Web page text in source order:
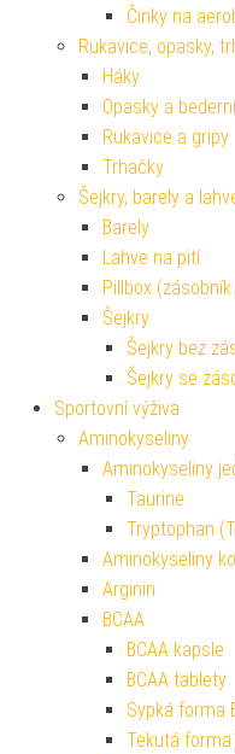
Činky na
Rukavice, opasky,
Háky
Opasky a
Rukavice a gripy
Trhačky
Šejkry, barely a
Barely
Lahve na pití
Pillbox
Šejkry
Šejkry bez
Šejkry se
Sportovní výživa
Aminokyseliny
Aminokyseliny
Taurine
Tryptophan
Aminokyseliny
Arginin
BCAA
BCAA kapsle
BCAA tablety
Sypká forma
Tekutá forma